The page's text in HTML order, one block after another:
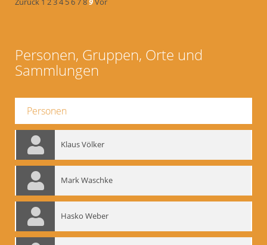
Personen, Gruppen, Orte und
Sammlungen
Personen
Klaus Völker
Mark Waschke
Hasko Weber